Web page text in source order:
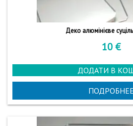
Деко алюмінієве
10€
ДОДАТИ В
ПОДРОБНЕЕ